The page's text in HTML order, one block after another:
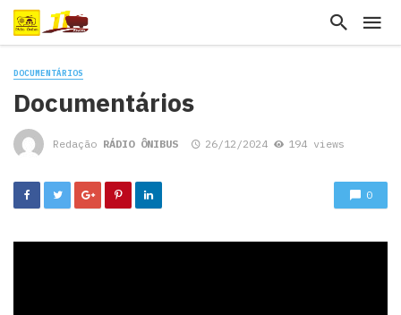
DOCUMENTÁRIOS
Documentários
Redação RÁDIO ÔNIBUS 26/12/2024 194 views
0